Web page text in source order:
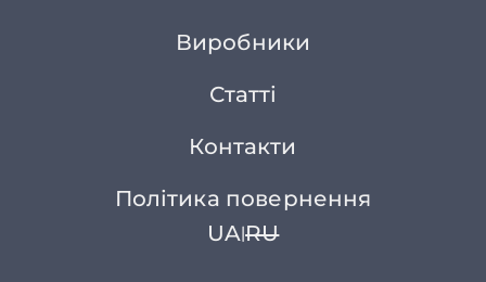
Виробники
Статті
Контакти
Політика повернення
UA|RU